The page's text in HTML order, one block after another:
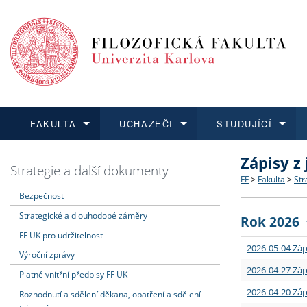
FAKULTA
Dozvědět se více
Struktura
Strategie
Podpora
UCHAZEČI
Podat přihlášku
Co
Učitelské
STUDUJÍCÍ
Dozvědět se více
Rigorózní
Dozvědět se více
O vědě a
Granty a
Dozvědět se více
Aktuální
Strategie a další dokumenty
Bezpečnost
Strategické a dlouhodobé záměry
FF UK pro udržitelnost
Výroční zprávy
Platné vnitřní předpisy FF UK
Rozhodnutí a sdělení děkana, opatření a sdělení
Zápisy
FF > Fakulta >
Rok 2026
2026-05-04
2026-04-27
2026-04-20